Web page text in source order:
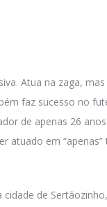
Atua na zaga,
faz sucesso no
de apenas 26
atuado em
de